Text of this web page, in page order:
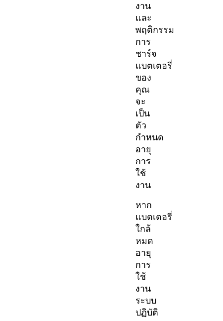
งาน
และ
พฤติกรรม
การ
ชาร์จ
แบตเตอรี่
ของ
คุณ
จะ
เป็น
ตัว
กำหนด
อายุ
การ
ใช้
งาน
หาก
แบตเตอรี่
ใกล้
หมด
อายุ
การ
ใช้
งาน
ระบบ
ปฏิบัติ